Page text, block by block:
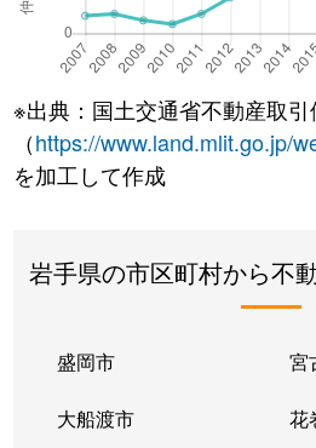
※出典：国土交通省不動産取引
（https://www.land.mlit.go.jp/
を加工して作成
岩手県の市区町村から不
盛岡市 宮
大船渡市 花